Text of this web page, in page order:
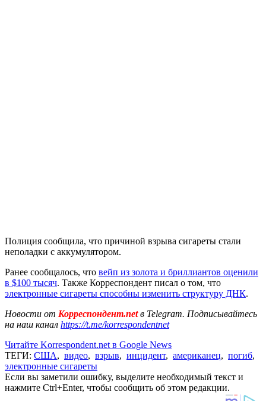
Полиция сообщила, что причиной взрыва сигареты стали
неполадки с аккумулятором.
Ранее сообщалось, что вейп из золота и бриллиантов оценили
в $100 тысяч. Также Корреспондент писал о том, что
электронные сигареты способны изменить структуру ДНК.
Новости от Корреспондент.netв Telegram. Подписывайтесь
на наш канал https://t.me/korrespondentnet
Читайте Korrespondent.net в Google News
ТЕГИ: США, видео, взрыв, инцидент, американец, погиб,
электронные сигареты
Если вы заметили ошибку, выделите необходимый текст и
нажмите Ctrl+Enter, чтобы сообщить об этом редакции.